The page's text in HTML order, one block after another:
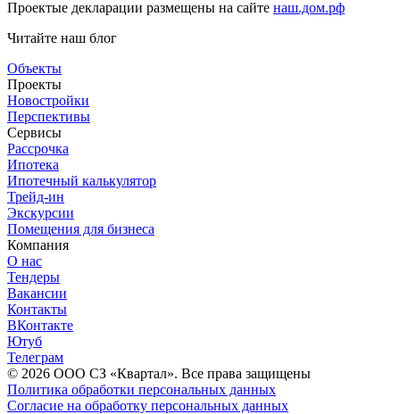
Проектые декларации размещены на сайте наш.дом.рф
Читайте наш блог
Объекты
Проекты
Новостройки
Перспективы
Сервисы
Рассрочка
Ипотека
Ипотечный калькулятор
Трейд-ин
Экскурсии
Помещения для бизнеса
Компания
О нас
Тендеры
Вакансии
Контакты
ВКонтакте
Ютуб
Телеграм
© 2026 OOО СЗ «Квартал». Все права защищены
Политика обработки персональных данных
Согласие на обработку персональных данных